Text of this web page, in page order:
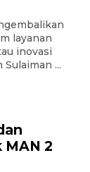
layanan
inovasi
...
MAN 2